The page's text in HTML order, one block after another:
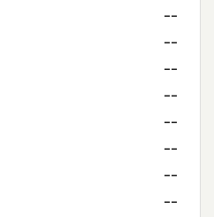
--
--
--
--
--
--
--
--